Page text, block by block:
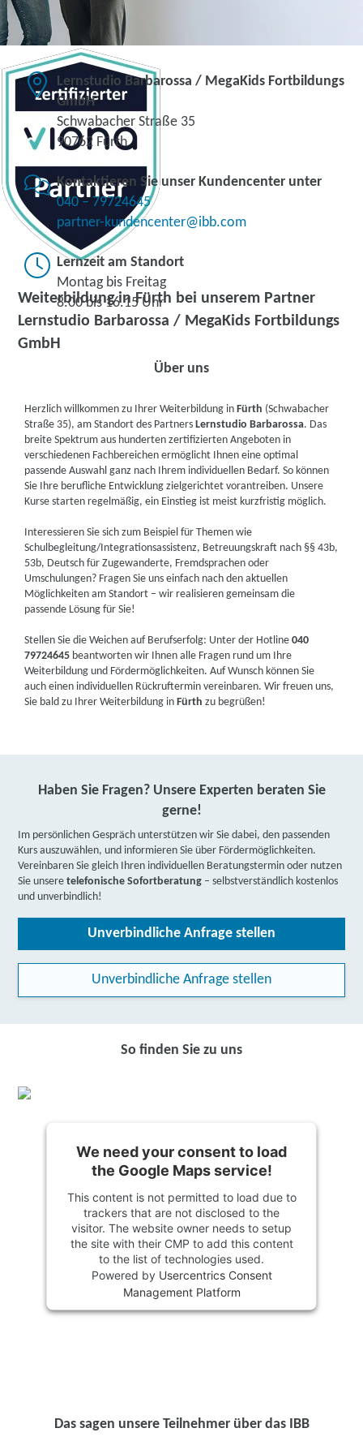
Weiterbildung in Fürth bei unserem Partner
Lernstudio Barbarossa / MegaKids Fortbildungs
GmbH
Lernstudio Barbarossa / MegaKids Fortbildungs
GmbH
Schwabacher Straße 35
90762 Fürth
Kontaktieren Sie unser Kundencenter unter
040 – 79724645
partner-kundencenter@ibb.com
Lernzeit am Standort
Montag bis Freitag
8.00 bis 16.15 Uhr
Über uns
Herzlich willkommen zu Ihrer Weiterbildung inFürth (Schwabacher
Straße 35), am Standort des PartnersLernstudio Barbarossa. Das
breite Spektrum aus hunderten zertifizierten Angeboten in
verschiedenen Fachbereichen ermöglicht Ihnen eine optimal
passende Auswahl ganz nach Ihrem individuellen Bedarf. So können
Sie Ihre berufliche Entwicklung zielgerichtet vorantreiben. Unsere
Kurse starten regelmäßig, ein Einstieg ist meist kurzfristig möglich.
Interessieren Sie sich zum Beispiel für Themen wie
Schulbegleitung/Integrationsassistenz, Betreuungskraft nach §§ 43b,
53b, Deutsch für Zugewanderte, Fremdsprachen oder
Umschulungen? Fragen Sie uns einfach nach den aktuellen
Möglichkeiten am Standort – wir realisieren gemeinsam die
passende Lösung für Sie!
Stellen Sie die Weichen auf Berufserfolg: Unter der Hotline040
79724645 beantworten wir Ihnen alle Fragen rund um Ihre
Weiterbildung und Fördermöglichkeiten. Auf Wunsch können Sie
auch einen individuellen Rückruftermin vereinbaren. Wir freuen uns,
Sie bald zu Ihrer Weiterbildung inFürth zu begrüßen!
Haben Sie Fragen? Unsere Experten beraten Sie
gerne!
Im persönlichen Gespräch unterstützen wir Sie dabei, den passenden
Kurs auszuwählen, und informieren Sie über Fördermöglichkeiten.
Vereinbaren Sie gleich Ihren individuellen Beratungstermin oder nutzen
Sie unseretelefonische Sofortberatung – selbstverständlich kostenlos
und unverbindlich!
Unverbindliche Anfrage stellen
Unverbindliche Anfrage stellen
So finden Sie zu uns
We need your consent to load
the Google Maps service!
This content is not permitted to load due to
trackers that are not disclosed to the
visitor. The website owner needs to setup
the site with their CMP to add this content
to the list of technologies used.
Powered by Usercentrics Consent
Management Platform
Das sagen unsere Teilnehmer über das IBB